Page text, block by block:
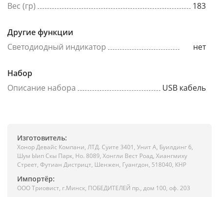
Вес (гр)
183
Другие функции
Светодиодный индикатор
нет
Набор
Описание набора
USB кабель
Изготовитель:
Хонор Девайс Компани, ЛТД. Суите 3401, Унит A, Буилдинг 6,
Шум Ыип Скы Парк, Но. 8089, Хонгли Вест Роад, Xиангмиху
Стреет, Футиан Дистрицт, Шенжен, Гуангдон, 518040, КНР
Импортёр:
ООО Триовист, г.Минск, ПОБЕДИТЕЛЕЙ пр., дом 100, оф. 203